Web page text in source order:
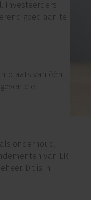
Investeerders
goed aan te
plaats van één
die
onderhoud,
van ER
Dit is in